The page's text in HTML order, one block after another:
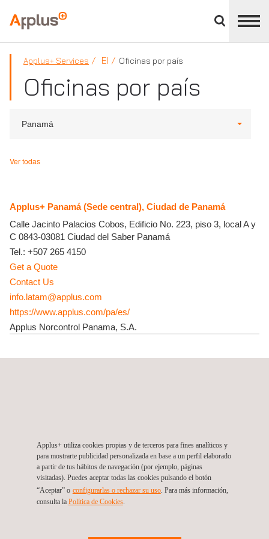
panel
Applus+
Applus+ Services EI Oficinas por país
Oficinas por país
Panamá
Ver todas
Applus+ Panamá (Sede central), Ciudad de Panamá
Calle Jacinto Palacios Cobos, Edificio No. 223, piso 3, local A y
C 0843-03081 Ciudad del Saber Panamá
Tel.: +507 265 4150
Get a Quote
Contact Us
info.latam@applus.com
https://www.applus.com/pa/es/
Applus Norcontrol Panama, S.A.
info.panama@enertisapplus.com
https://www.enertisapplus.com/
Applus+ utiliza cookies propias y de terceros para fines analíticos y
para mostrarte publicidad personalizada en base a un perfil elaborado
a partir de tus hábitos de navegación (por ejemplo, páginas
visitadas). Puedes aceptar todas las cookies pulsando el botón
“Aceptar” o configurarlas o rechazar su uso. Para más información,
consulta la Política de Cookies.